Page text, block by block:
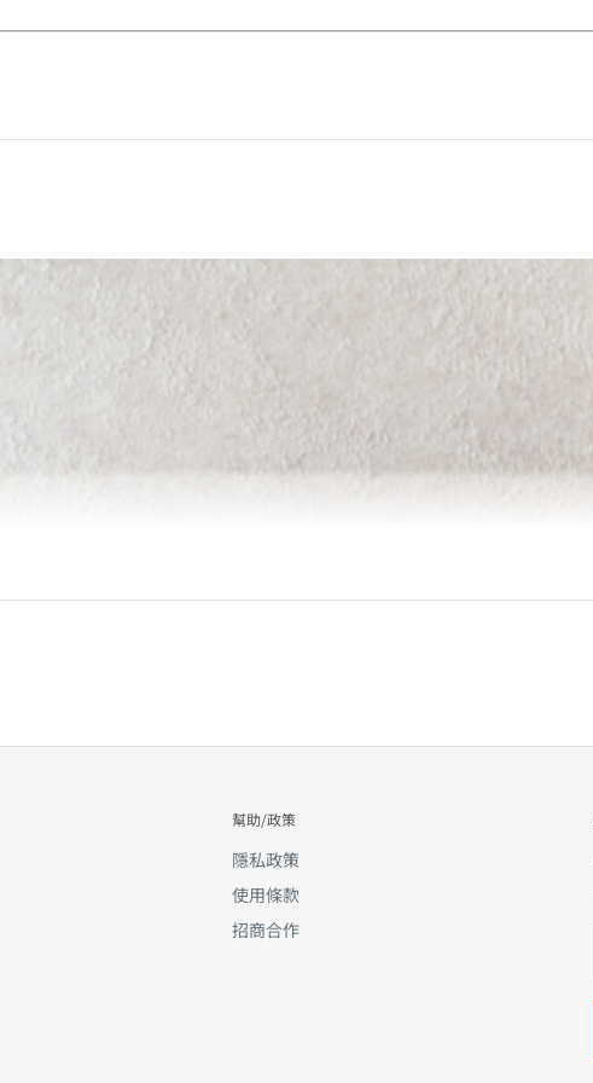
幫助/政策
隱私政策
使用條款
招商合作